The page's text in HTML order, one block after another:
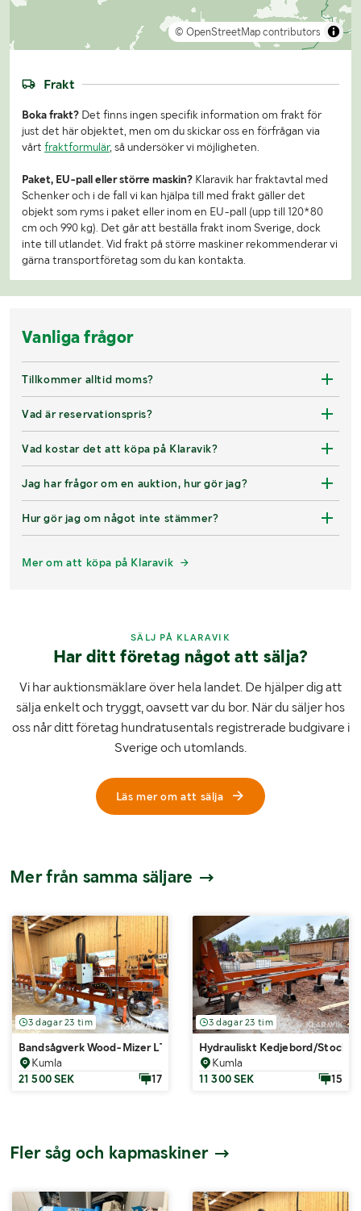
© OpenStreetMap contributors
Frakt
Boka frakt? Det finns ingen specifik information om frakt för
just det här objektet, men om du skickar oss en förfrågan via
vårt fraktformulär, så undersöker vi möjligheten.
Paket, EU-pall eller större maskin? Klaravik har fraktavtal med
Schenker och i de fall vi kan hjälpa till med frakt gäller det
objekt som ryms i paket eller inom en EU-pall (upp till 120*80
cm och 990 kg). Det går att beställa frakt inom Sverige, dock
inte till utlandet. Vid frakt på större maskiner rekommenderar vi
gärna transportföretag som du kan kontakta.
Vanliga frågor
Tillkommer alltid moms?
Vad är reservationspris?
Vad kostar det att köpa på Klaravik?
Jag har frågor om en auktion, hur gör jag?
Hur gör jag om något inte stämmer?
Mer om att köpa på Klaravik
SÄLJ PÅ KLARAVIK
Har ditt företag något att sälja?
Vi har auktionsmäklare över hela landet. De hjälper dig att
sälja enkelt och tryggt, oavsett var du bor. När du säljer hos
oss når ditt företag hundratusentals registrerade budgivare i
Sverige och utomlands.
Läs mer om att sälja
Mer från samma säljare
3 dagar 23 tim
Bandsågverk Wood-Mizer LT70HE30SRAHSH4-SF2SWR för
Kumla
21 500 SEK
17
3 dagar 23 tim
Hydrauliskt Kedjebord/
Kumla
11 300 SEK
15
Fler såg och kapmaskiner